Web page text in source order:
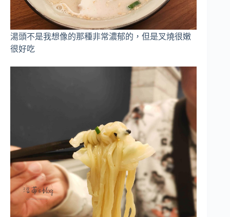
湯頭不是我想像的那種非常濃郁的，但是叉燒很嫩
很好吃